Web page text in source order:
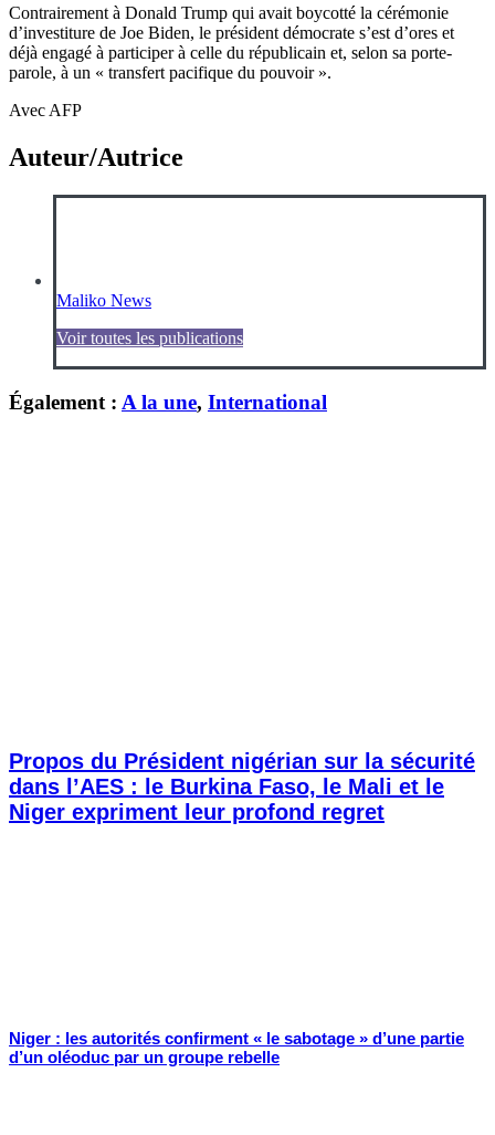
Contrairement à Donald Trump qui avait boycotté la cérémonie
d’investiture de Joe Biden, le président démocrate s’est d’ores et
déjà engagé à participer à celle du républicain et, selon sa porte-
parole, à un « transfert pacifique du pouvoir ».
Avec AFP
Auteur/Autrice
Maliko News
Voir toutes les publications
Également : A la une, International
Propos du Président nigérian sur la sécurité
dans l’AES : le Burkina Faso, le Mali et le
Niger expriment leur profond regret
Niger : les autorités confirment « le sabotage » d’une partie
d’un oléoduc par un groupe rebelle